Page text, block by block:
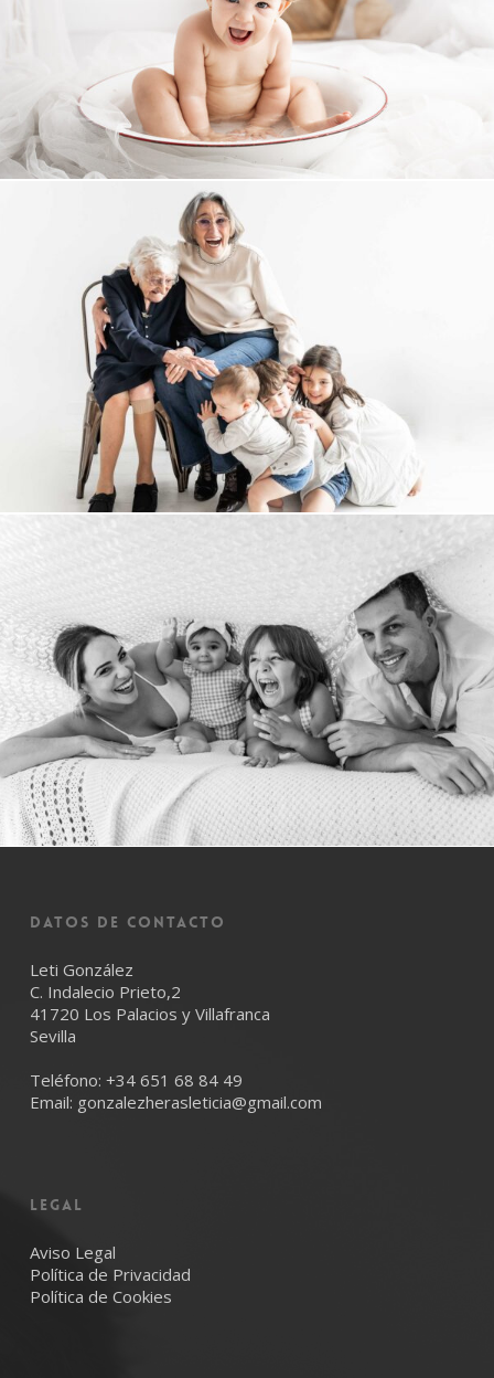
Datos de Contacto
Leti González
C. Indalecio Prieto,2
41720 Los Palacios y Villafranca
Sevilla
Teléfono: +34 651 68 84 49
Email: gonzalezherasleticia@gmail.com
LEGAL
Aviso Legal
Política de Privacidad
Política de Cookies